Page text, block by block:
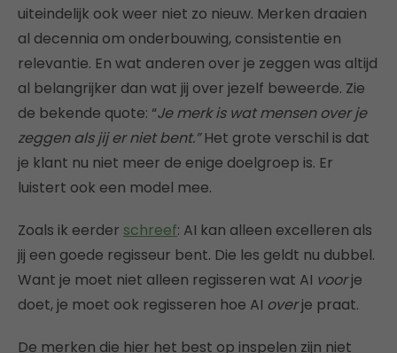
uiteindelijk ook weer niet zo nieuw. Merken draaien
al decennia om onderbouwing, consistentie en
relevantie. En wat anderen over je zeggen was altijd
al belangrijker dan wat jij over jezelf beweerde. Zie
de bekende quote: “Je merk is wat mensen over je
zeggen als jij er niet bent.”Het grote verschil is dat
je klant nu niet meer de enige doelgroep is. Er
luistert ook een model mee.
Zoals ik eerder schreef: AI kan alleen excelleren als
jij een goede regisseur bent. Die les geldt nu dubbel.
Want je moet niet alleen regisseren wat AI voorje
doet, je moet ook regisseren hoe AI overje praat.
De merken die hier het best op inspelen zijn niet